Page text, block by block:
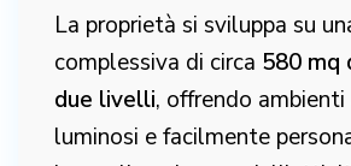
La proprietà si sviluppa su
complessiva di circa 580 mq
due livelli, offrendo ambienti
luminosi e facilmente